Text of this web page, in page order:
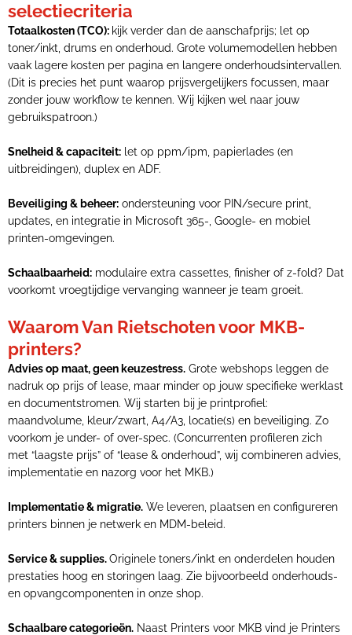
selectiecriteria
Totaalkosten (TCO): kijk verder dan de aanschafprijs; let op
toner/inkt, drums en onderhoud. Grote volumemodellen hebben
vaak lagere kosten per pagina en langere onderhoudsintervallen.
(Dit is precies het punt waarop prijsvergelijkers focussen, maar
zonder jouw workflow te kennen. Wij kijken wel naar jouw
gebruikspatroon.)
Snelheid & capaciteit: let op ppm/ipm, papierlades (en
uitbreidingen), duplex en ADF.
Beveiliging & beheer: ondersteuning voor PIN/secure print,
updates, en integratie in Microsoft 365-, Google- en mobiel
printen-omgevingen.
Schaalbaarheid: modulaire extra cassettes, finisher of z-fold? Dat
voorkomt vroegtijdige vervanging wanneer je team groeit.
Waarom Van Rietschoten voor MKB-
printers?
Advies op maat, geen keuzestress. Grote webshops leggen de
nadruk op prijs of lease, maar minder op jouw specifieke werklast
en documentstromen. Wij starten bij je printprofiel:
maandvolume, kleur/zwart, A4/A3, locatie(s) en beveiliging. Zo
voorkom je under- of over-spec. (Concurrenten profileren zich
met “laagste prijs” of “lease & onderhoud”, wij combineren advies,
implementatie en nazorg voor het MKB.)
Implementatie & migratie. We leveren, plaatsen en configureren
printers binnen je netwerk en MDM-beleid.
Service & supplies.Originele toners/inkt en onderdelen houden
prestaties hoog en storingen laag. Zie bijvoorbeeld onderhouds-
en opvangcomponenten in onze shop.
Schaalbare categorieën. Naast Printers voor MKB vind je Printers